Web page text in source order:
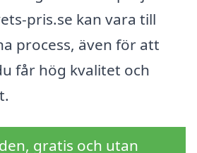
pris.se kan vara till
process, även för att
får hög kvalitet och
gratis och utan